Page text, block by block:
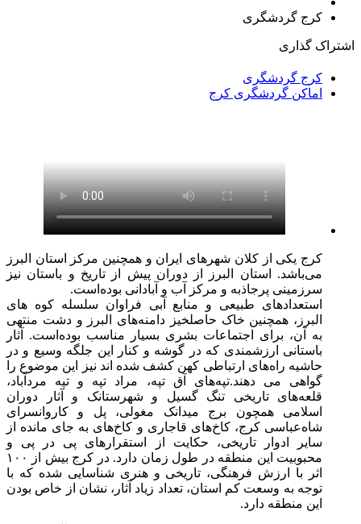
کرج گردشگری
اشتراک گذاری
کرج گردشگری
اماکن گردشگری کرج
كرج یکی از کلان شهرهای ایران و همچنین مرکز استان البرز
می‌باشد. استان البرز از دوران پیش از تاریخ و باستان نیز
سرزمینی پرجاذبه و مرکز آب و آبادانی بوده‌است.
استعدادهای طبیعی و منابع آبی فراوان سلسله کوه های
البرز، همچنین خاک حاصلخیز دامنه‌های البرز و دشت منتهی
به آن، برای اجتماعات بشری بسیار مناسب بوده‌است. آثار
باستانی ارزشمندی که در گوشه و کنار این جلگه وسیع و در
حاشیه راه‌های ارتباطی کهن کشف شده اند نیز این موضوع را
گواهی می دهند.تپه‌های آق تپه، مراد تپه و تپه مردآباد،
قلعه‌های تاریخی تنگ گسیل و شهرستانک و آثار دوران
اسلامی همچون برج میدانک مغولی، پل و کاروانسرای
شاه‌عباسی کرج، کاخ‌های قاجاری و کاخ‌های به جای مانده از
سایر ادوار تاریخی، حکایت از استقرارهای پی در پی و
محبوبیت این منطقه در طول زمان دارد. در کرج بیش از ۱۰۰
اثر با ارزش فرهنگی، تاریخی و هنری شناسایی شده که با
توجه به وسعت کم استان، تعداد زیاد آثار، نشان از خاص بودن
این منطقه دارد.